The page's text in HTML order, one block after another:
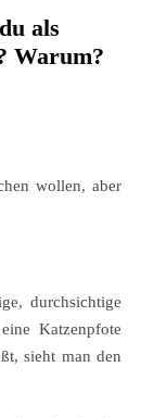
als
Warum?
wollen, aber
durchsichtige
Katzenpfote
sieht man den